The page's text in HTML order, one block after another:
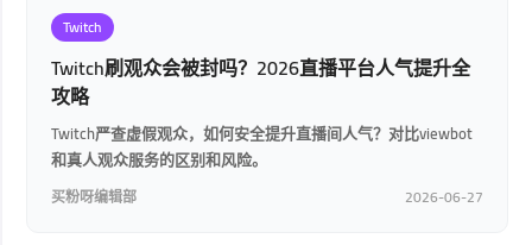
Twitch
Twitch刷观众会被封吗？2026直播平台人气提升全
攻略
Twitch严查虚假观众，如何安全提升直播间人气？对比viewbot
和真人观众服务的区别和风险。
买粉呀编辑部 2026-06-27